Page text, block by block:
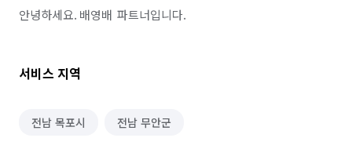
안녕하세요. 배영배  파트너입니다.
서비스 지역
전남 목포시 전남 무안군